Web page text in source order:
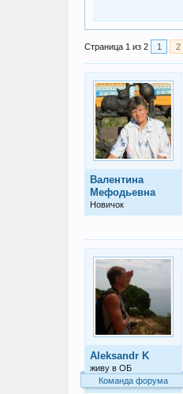
Страница 1 из 2 1 2
Валентина
Мефодьевна
Новичок
Aleksandr K
живу в ОБ
Команда форума